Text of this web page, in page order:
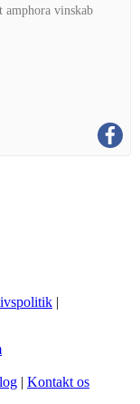
amphora vinskab
|
| Kontakt os